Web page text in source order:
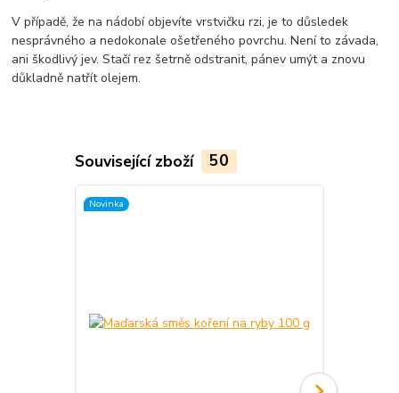
V případě, že na nádobí objevíte vrstvičku rzi, je to důsledek
nesprávného a nedokonale ošetřeného povrchu. Není to závada,
ani škodlivý jev. Stačí rez šetrně odstranit, pánev umýt a znovu
důkladně natřít olejem.
Související zboží 50
Novinka